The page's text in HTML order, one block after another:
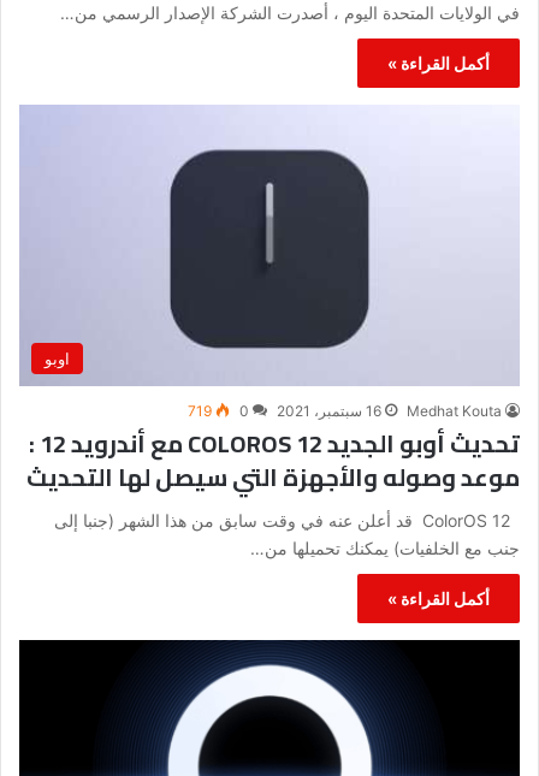
في الولايات المتحدة اليوم ، أصدرت الشركة الإصدار الرسمي من…
أكمل القراءة »
اوبو
Medhat Kouta 16 سبتمبر، 2021 0
719
تحديث أوبو الجديد COLOROS 12 مع أندرويد 12 :
موعد وصوله والأجهزة التي سيصل لها التحديث
ColorOS 12 قد أعلن عنه في وقت سابق من هذا الشهر (جنبا إلى
جنب مع الخلفيات) يمكنك تحميلها من…
أكمل القراءة »